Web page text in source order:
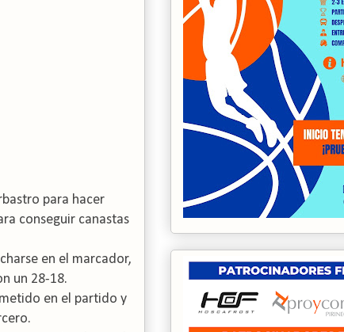
para hacer
conseguir canastas
en el marcador,
un 28-18.
en el partido y